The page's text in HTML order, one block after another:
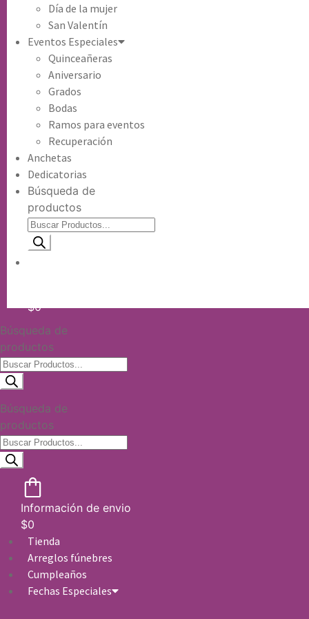
Día de la mujer
San Valentín
Eventos Especiales
Quinceañeras
Aniversario
Grados
Bodas
Ramos para eventos
Recuperación
Anchetas
Dedicatorias
Búsqueda de
productos
$0
Búsqueda de
productos
Búsqueda de
productos
Información de envio
$0
Tienda
Arreglos fúnebres
Cumpleaños
Fechas Especiales